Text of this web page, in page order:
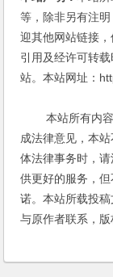
等，除非另有注
迎其他网站链接
引用及经许可转
站。本站网址：
本站所有内容
成法律意见，本
体法律事务时，
供更好的服务，
诺。本站所载投
与原作者联系，版